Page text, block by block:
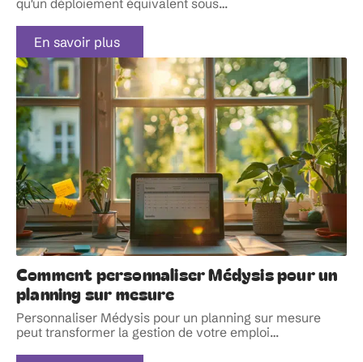
qu'un déploiement équivalent sous…
En savoir plus
Comment personnaliser Médysis pour un
planning sur mesure
Personnaliser Médysis pour un planning sur mesure
peut transformer la gestion de votre emploi…